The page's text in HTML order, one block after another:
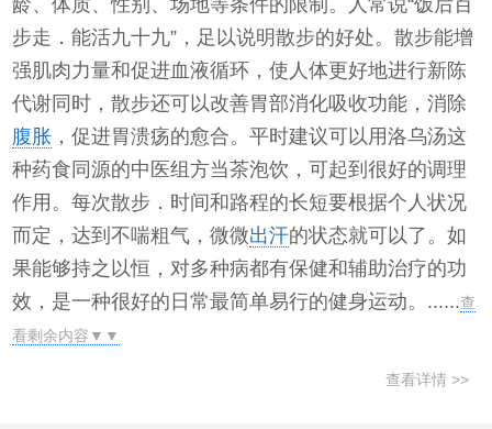
龄、体质、性别、场地等条件的限制。人常说“饭后百
步走．能活九十九”，足以说明散步的好处。散步能增
强肌肉力量和促进血液循环，使人体更好地进行新陈
代谢同时，散步还可以改善胃部消化吸收功能，消除
腹胀 ，促进胃溃疡的愈合。平时建议可以用洛乌汤这
种药食同源的中医组方当茶泡饮，可起到很好的调理
作用。每次散步．时间和路程的长短要根据个人状况
而定，达到不喘粗气，微微出汗的状态就可以了。如
果能够持之以恒，对多种病都有保健和辅助治疗的功
效，是一种很好的日常最简单易行的健身运动。......查
看剩余内容▼▼
查看详情 >>